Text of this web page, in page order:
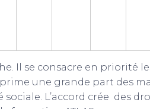
Il se consacre en priorité
une grande part des
L’accord crée des